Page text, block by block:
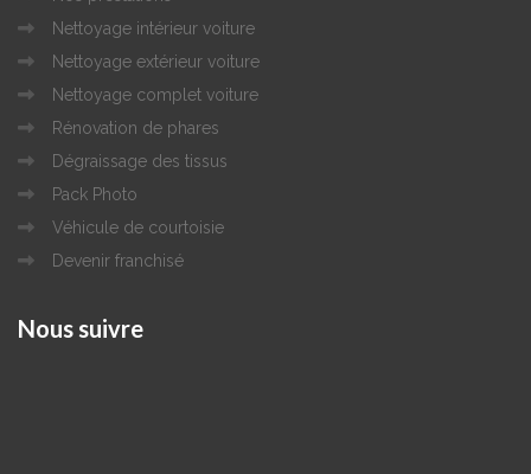
Nettoyage intérieur voiture
Nettoyage extérieur voiture
Nettoyage complet voiture
Rénovation de phares
Dégraissage des tissus
Pack Photo
Véhicule de courtoisie
Devenir franchisé
Nous suivre